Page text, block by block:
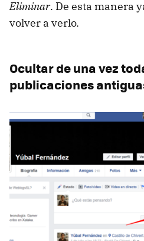
Eliminar. De esta manera
volver a verlo.
Ocultar de una vez
publicaciones